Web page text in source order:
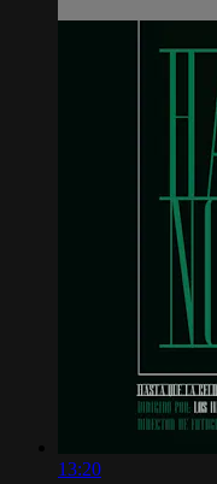
13:20